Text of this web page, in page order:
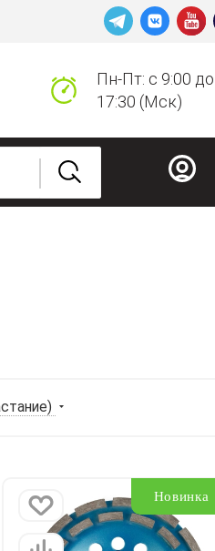
Пн-Пт: с 9:00 до
17:30 (Мск)
Новинка